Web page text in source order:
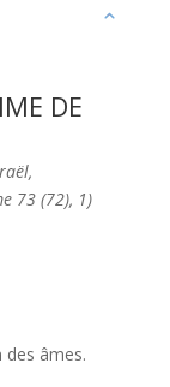
DE
73 (72), 1)
âmes.